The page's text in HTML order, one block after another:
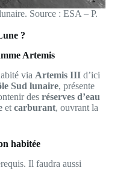
Source : ESA – P.
?
Artemis
via Artemis III d’ici
Sud lunaire, présente
des réserves d’eau
et carburant, ouvrant la
habitée
Il faudra aussi